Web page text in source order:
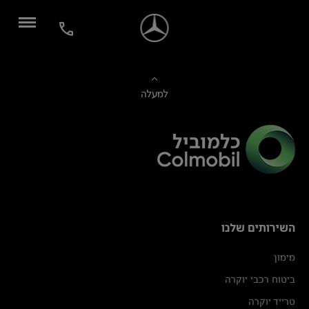
למעלה
השירותים שלנו
מימון
ביטוח רכבי יוקרה
טרייד יוקרה